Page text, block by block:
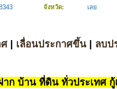
จังหวัด: เลย
| เลื่อนประกาศขึ้น| ลบป
ก บ้าน ที่ดิน ทั่วประเทศ กู้